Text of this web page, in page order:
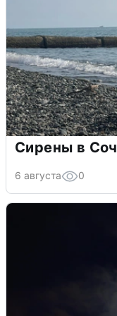
Сирены в
6 августа 0